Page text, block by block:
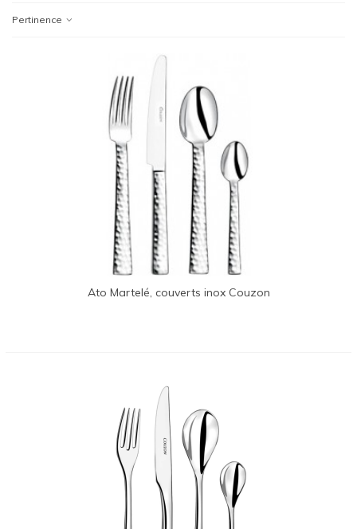
Pertinence
Ato Martelé, couverts inox Couzon